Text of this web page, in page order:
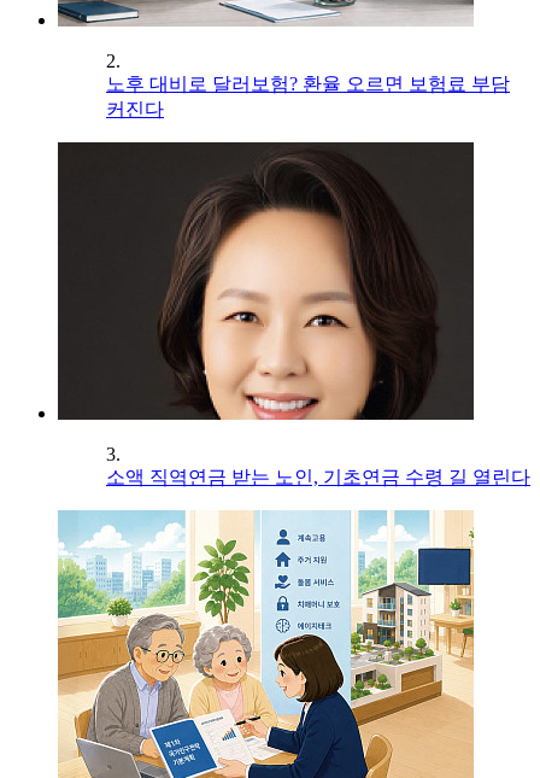
2.
노후 대비로 달러보험? 환율 오르면 보험료 부담
커진다
3.
소액 직역연금 받는 노인, 기초연금 수령 길 열린다